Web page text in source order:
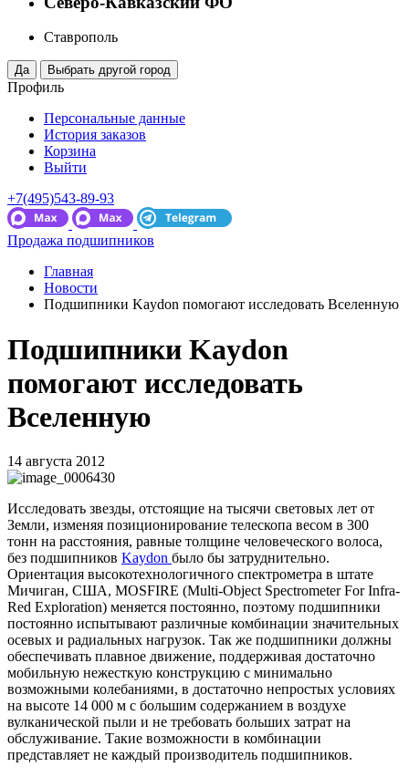
Ставрополь
Профиль
Персональные данные
История заказов
Корзина
Выйти
+7(495)543-89-93
Продажа подшипников
Главная
Новости
Подшипники Kaydon помогают исследовать Вселенную
Подшипники Kaydon
помогают исследовать
Вселенную
14 августа 2012
Исследовать звезды, отстоящие на тысячи световых лет от
Земли, изменяя позиционирование телескопа весом в 300
тонн на расстояния, равные толщине человеческого волоса,
без подшипников Kaydon было бы затруднительно.
Ориентация высокотехнологичного спектрометра в штате
Мичиган, США, MOSFIRE (Multi-Object Spectrometer For Infra-
Red Exploration) меняется постоянно, поэтому подшипники
постоянно испытывают различные комбинации значительных
осевых и радиальных нагрузок. Так же подшипники должны
обеспечивать плавное движение, поддерживая достаточно
мобильную нежесткую конструкцию с минимально
возможными колебаниями, в достаточно непростых условиях
на высоте 14 000 м с большим содержанием в воздухе
вулканической пыли и не требовать больших затрат на
обслуживание. Такие возможности в комбинации
представляет не каждый производитель подшипников.